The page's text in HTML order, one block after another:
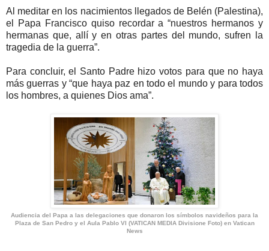
Al meditar en los nacimientos llegados de Belén (Palestina),
el Papa Francisco quiso recordar a “nuestros hermanos y
hermanas que, allí y en otras partes del mundo, sufren la
tragedia de la guerra”.
Para concluir, el Santo Padre hizo votos para que no haya
más guerras y “que haya paz en todo el mundo y para todos
los hombres, a quienes Dios ama”.
Audiencia del Papa a las delegaciones que donaron los símbolos navideños para la
Plaza de San Pedro y el Aula Pablo VI (VATICAN MEDIA Divisione Foto) en Vatican
News